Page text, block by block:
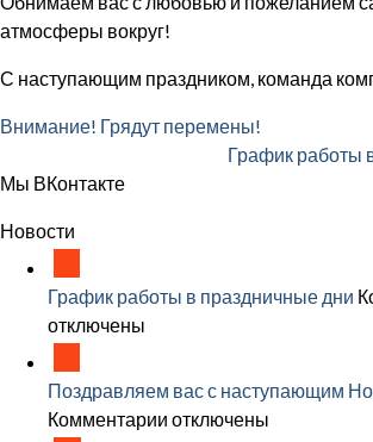
атмосферы вокруг!
С наступающим праздником, команда
Внимание! Грядут перемены!
График работы
Мы ВКонтакте
Новости
График работы в праздничные дни
отключены
Поздравляем вас с наступающим
Комментарии котключены